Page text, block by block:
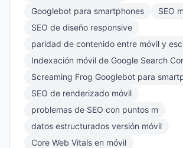
Googlebot para smartphones
SEO
SEO de diseño responsive
paridad de contenido entre móvil y
Indexación móvil de Google Search
Screaming Frog Googlebot para
SEO de renderizado móvil
problemas de SEO con puntos m
datos estructurados versión móvil
Core Web Vitals en móvil